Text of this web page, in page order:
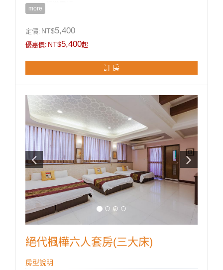
● 有線頻道電視
● 房內冰箱
● 飯店式盥洗用具
● 獨立衛浴
● 電熱壼
**國旅卡訂房請於下單同時勾選備註即可。
more
定價: NT$5,400
優惠價: NT$5,400起
訂 房
絕代楓樺六人套房(三大床)
房型說明